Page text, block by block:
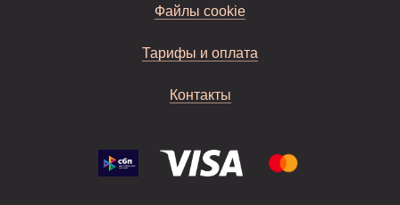
Файлы cookie
Тарифы и оплата
Контакты